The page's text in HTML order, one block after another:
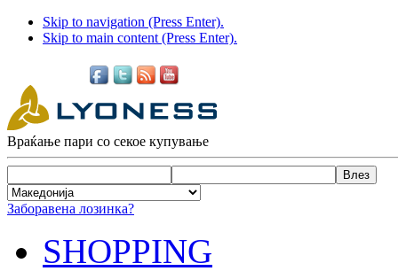
Skip to navigation (Press Enter).
Skip to main content (Press Enter).
Враќање пари со секое купување
Заборавена лозинка?
SHOPPING